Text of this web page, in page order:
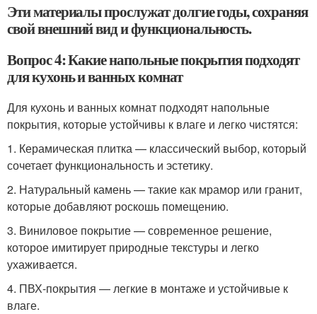
Эти материалы прослужат долгие годы, сохраняя
свой внешний вид и функциональность.
Вопрос 4: Какие напольные покрытия подходят
для кухонь и ванных комнат
Для кухонь и ванных комнат подходят напольные
покрытия, которые устойчивы к влаге и легко чистятся:
1. Керамическая плитка — классический выбор, который
сочетает функциональность и эстетику.
2. Натуральный камень — такие как мрамор или гранит,
которые добавляют роскошь помещению.
3. Виниловое покрытие — современное решение,
которое имитирует природные текстуры и легко
ухаживается.
4. ПВХ-покрытия — легкие в монтаже и устойчивые к
влаге.